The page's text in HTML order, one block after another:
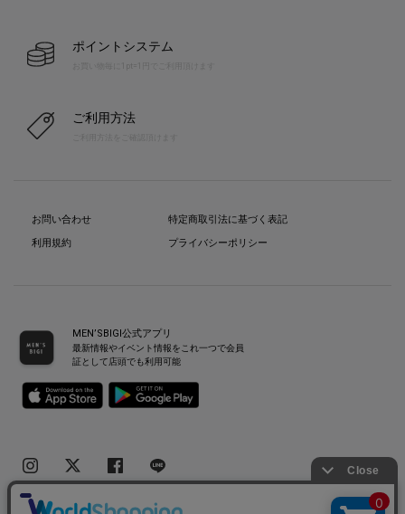
ポイントシステム
お買い物毎に1pt=1円でご利用頂けます
ご利用方法
お問い合わせ
利用規約
特定商取引法に基づく表記
プライバシーポリシー
MEN’SBIGI公式アプリ
最新情報やイベント情報をこれ一つで会員
証として店頭でも利用可能